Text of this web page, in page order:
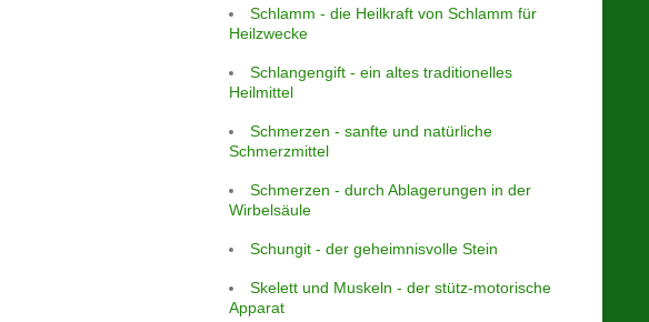
Schlamm - die Heilkraft von Schlamm für
Heilzwecke
Schlangengift - ein altes traditionelles
Heilmittel
Schmerzen - sanfte und natürliche
Schmerzmittel
Schmerzen - durch Ablagerungen in der
Wirbelsäule
Schungit - der geheimnisvolle Stein
Skelett und Muskeln - der stütz-motorische
Apparat